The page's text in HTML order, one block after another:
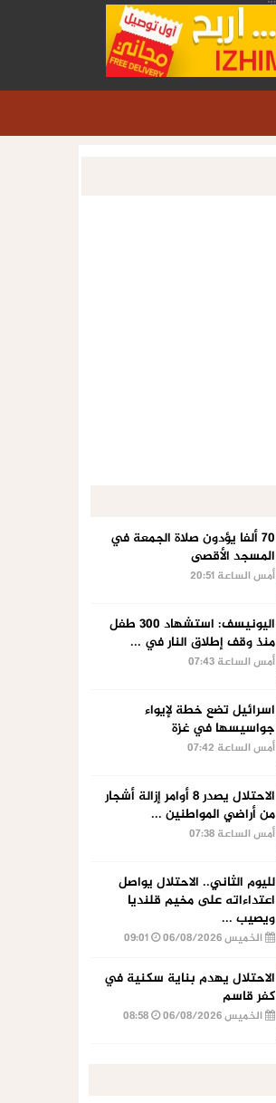
70 ألفا يؤدون صلاة الجمعة في
المسجد الأقصى
أمس الساعة 20:51
اليونيسف: استشهاد 300 طفل
منذ وقف إطلاق النار في ...
أمس الساعة 07:43
اسرائيل تضع خطة لإيواء
جواسيسها في غزة
أمس الساعة 07:42
الاحتلال يصدر 8 أوامر إزالة أشجار
من أراضي المواطنين ...
أمس الساعة 07:38
لليوم الثاني.. الاحتلال يواصل
اعتداءاته على مخيم قلنديا
ويصيب ...
الخميس 06/08/2026
الاحتلال يهدم بناية سكنية في
كفر قاسم
الخميس 06/08/2026